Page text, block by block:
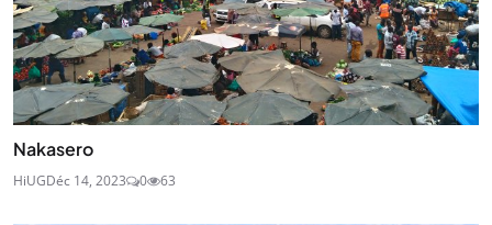
Nakasero
HiUGDéc 14, 2023 0 63